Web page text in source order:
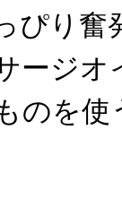
ぴり奮
ージオ
のを